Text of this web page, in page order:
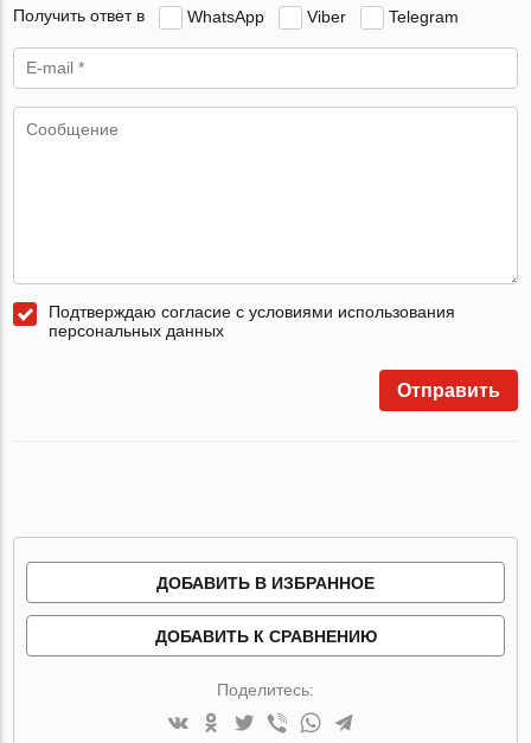
Получить ответ в WhatsApp Viber Telegram
Подтверждаю согласие с условиями использования
персональных данных
Отправить
ДОБАВИТЬ В ИЗБРАННОЕ
ДОБАВИТЬ К СРАВНЕНИЮ
Поделитесь: